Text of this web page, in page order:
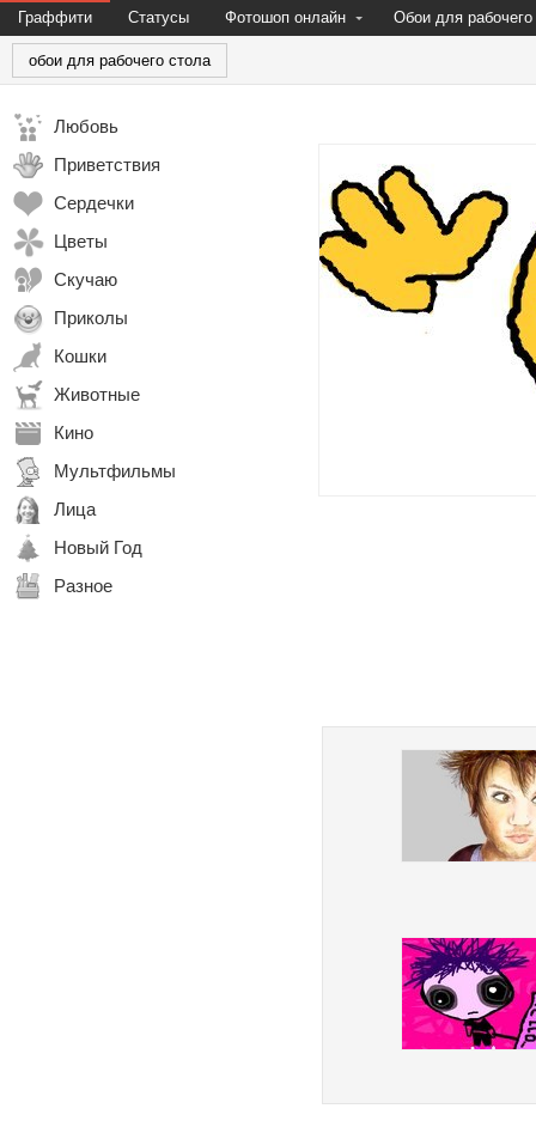
Граффити Статусы Фотошоп онлайн Обои для рабочего
обои для рабочего стола
Любовь
Приветствия
Сердечки
Цветы
Скучаю
Приколы
Кошки
Животные
Кино
Мультфильмы
Лица
Новый Год
Разное